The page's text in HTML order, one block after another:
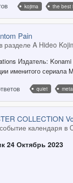
kojima the best
Pain
разделе A Hideo
Издатель:
именитого
quiet
COLLECTION
календаря в
24 Октябрь 2023